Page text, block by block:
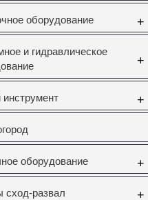
оборудование +
и гидравлическое
+
инструмент +
оборудование +
сход-развал +
Vertul
Forsage F-933T1
Комплект для
снятия и